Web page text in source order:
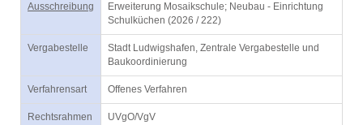
Ausschreibung
Erweiterung Mosaikschule; Neubau - Einrichtung
Schulküchen (2026 / 222)
Vergabestelle
Stadt Ludwigshafen, Zentrale Vergabestelle und
Baukoordinierung
Verfahrensart Offenes Verfahren
Rechtsrahmen UVgO/VgV